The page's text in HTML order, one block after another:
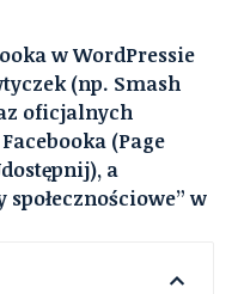
w WordPressie
(np. Smash
oficjalnych
(Page
a
w